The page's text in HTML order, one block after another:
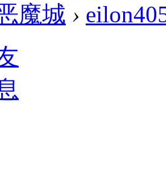
魔城 ›